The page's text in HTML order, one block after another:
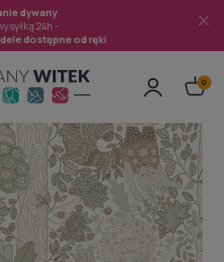
dywany
24h -
dostępne od ręki